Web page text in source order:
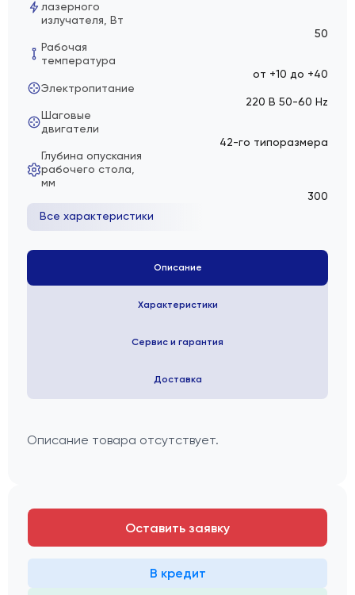
лазерного
излучателя, Вт
50
Рабочая
температура
от +10 до +40
Электропитание
220 В 50-60 Hz
Шаговые
двигатели
42-го типоразмера
Глубина опускания
рабочего стола,
мм
300
Все характеристики
Описание
Характеристики
Сервис и гарантия
Доставка
Описание товара отсутствует.
Оставить заявку
В кредит